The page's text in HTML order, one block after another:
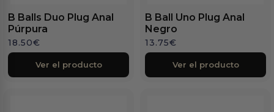
B Balls Duo Plug Anal
Púrpura
18.50€
Ver el producto
B Ball Uno Plug Anal
Negro
13.75€
Ver el producto